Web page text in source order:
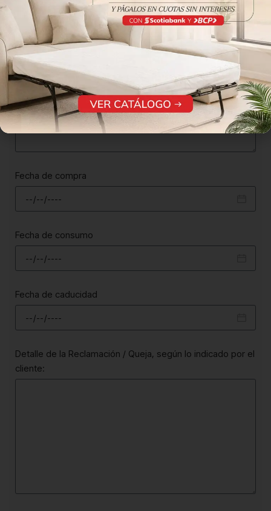
Descripción del producto o servicio
Fecha de compra
Fecha de consumo
Fecha de caducidad
Detalle de la Reclamación / Queja, según lo indicado por el
cliente: